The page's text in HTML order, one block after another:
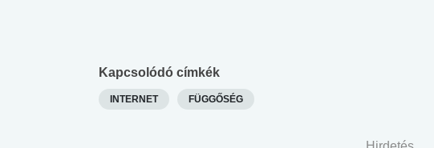
Kapcsolódó címkék
INTERNET FÜGGŐSÉG